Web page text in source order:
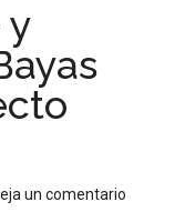
y
un comentario